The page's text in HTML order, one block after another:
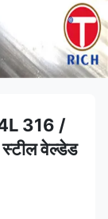
316 /
वेल्डेड